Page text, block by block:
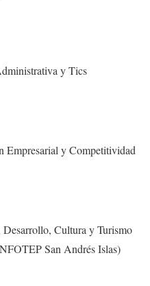
y Tics
Empresarial y Competitividad
Cultura y Turismo
San Andrés Islas)